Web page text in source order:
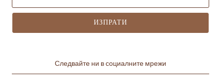
ИЗПРАТИ
Следвайте ни в социалните мрежи